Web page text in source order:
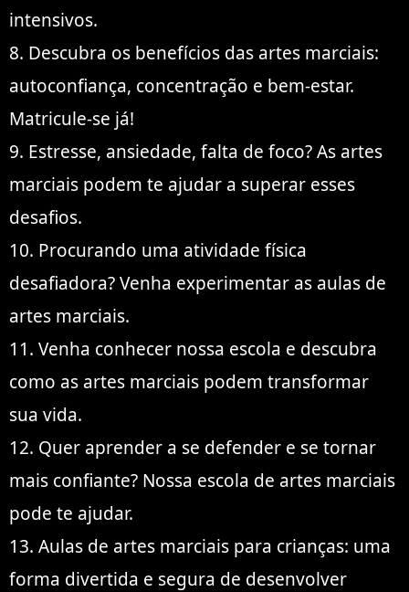
intensivos.
8. Descubra os benefícios das artes marciais:
autoconfiança, concentração e bem-estar.
Matricule-se já!
9. Estresse, ansiedade, falta de foco? As artes
marciais podem te ajudar a superar esses
desafios.
10. Procurando uma atividade física
desafiadora? Venha experimentar as aulas de
artes marciais.
11. Venha conhecer nossa escola e descubra
como as artes marciais podem transformar
sua vida.
12. Quer aprender a se defender e se tornar
mais confiante? Nossa escola de artes marciais
pode te ajudar.
13. Aulas de artes marciais para crianças: uma
forma divertida e segura de desenvolver